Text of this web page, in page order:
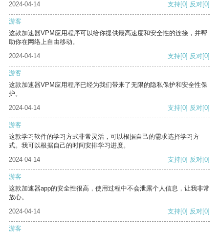
2024-04-14 支持[0] 反对[0]
游客
这款加速器VPM应用程序可以给你提供最高速度和安全性的连接，并帮
助你在网络上自由移动。
2024-04-14
支持[0] 反对[0]
游客
这款加速器VPM应用程序已经为我们带来了无限的隐私保护和安全性保
护。
2024-04-14
支持[0] 反对[0]
游客
这款学习软件的学习方式非常灵活，可以根据自己的需求选择学习方
式。我可以根据自己的时间安排学习进度。
2024-04-14
支持[0] 反对[0]
游客
这款加速器app的安全性很高，使用过程中不会泄露个人信息，让我非常
放心。
2024-04-14
支持[0] 反对[0]
游客